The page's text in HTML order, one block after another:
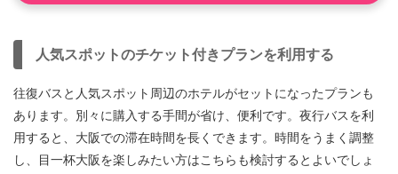
人気スポットのチケット付きプランを利用する
往復バスと人気スポット周辺のホテルがセットになったプランも
あります。別々に購入する手間が省け、便利です。夜行バスを利
用すると、大阪での滞在時間を長くできます。時間をうまく調整
し、目一杯大阪を楽しみたい方はこちらも検討するとよいでしょ